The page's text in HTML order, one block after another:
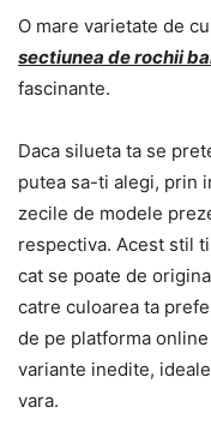
O mare varietate de
sectiunea de rochii
fascinante.
Daca silueta ta se
putea sa-ti alegi, prin
zecile de modele
respectiva. Acest stil
cat se poate de
catre culoarea ta
de pe platforma
variante inedite,
vara.